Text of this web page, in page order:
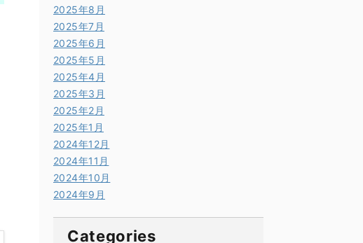
2025年8月
2025年7月
2025年6月
2025年5月
2025年4月
2025年3月
2025年2月
2025年1月
2024年12月
2024年11月
2024年10月
2024年9月
Categories